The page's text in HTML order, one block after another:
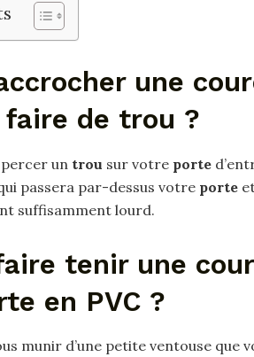
une
de trou ?
un trou sur votre porte
passera par-dessus votre porte
suffisamment lourd.
tenir une
en PVC ?
munir d’une petite ventouse que